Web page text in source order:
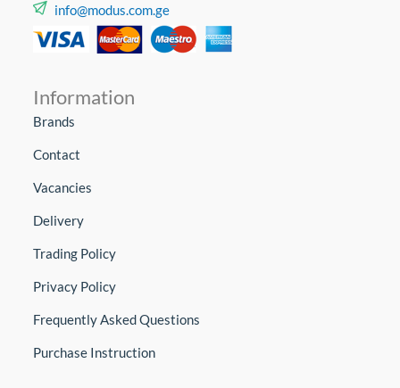
info@modus.com.ge
Information
Brands
Contact
Vacancies
Delivery
Trading Policy
Privacy Policy
Frequently Asked Questions
Purchase Instruction